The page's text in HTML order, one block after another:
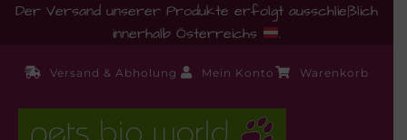
Der Versand unserer Produkte erfolgt ausschließlich
innerhalb Österreichs
.
Versand & Abholung Mein Konto Warenkorb